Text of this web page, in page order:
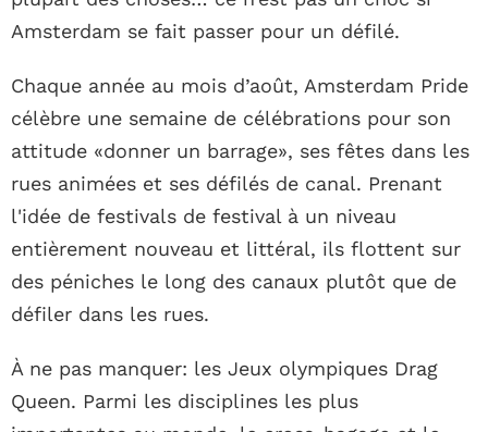
Amsterdam se fait passer pour un défilé.
Chaque année au mois d’août, Amsterdam Pride
célèbre une semaine de célébrations pour son
attitude «donner un barrage», ses fêtes dans les
rues animées et ses défilés de canal. Prenant
l'idée de festivals de festival à un niveau
entièrement nouveau et littéral, ils flottent sur
des péniches le long des canaux plutôt que de
défiler dans les rues.
À ne pas manquer: les Jeux olympiques Drag
Queen. Parmi les disciplines les plus